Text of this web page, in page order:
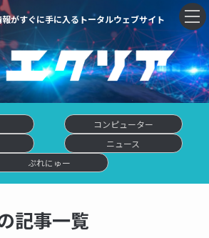
がすぐに手に入るトータルウェブサイト
コンピューター
ニュース
ぷれにゅー
記事一覧